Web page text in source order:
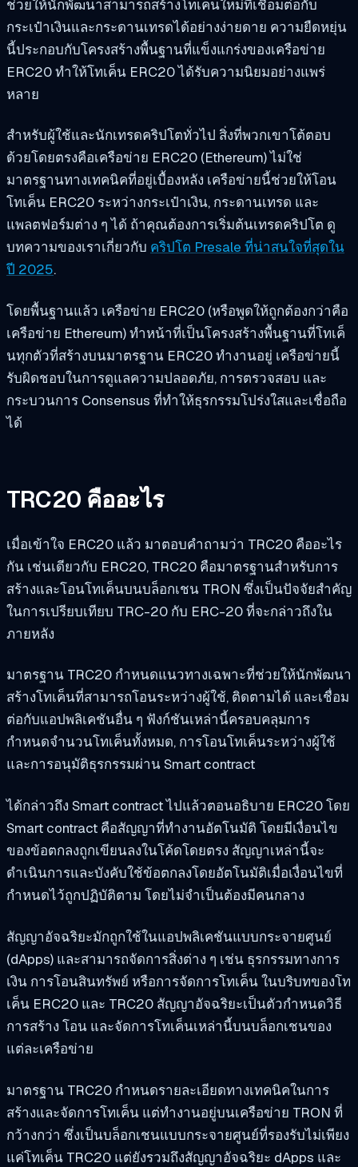
ช่วยให้นักพัฒนาสามารถสร้างโทเค็นใหม่ที่เชื่อมต่อกับ
กระเป๋าเงินและกระดานเทรดได้อย่างง่ายดาย ความยืดหยุ่น
นี้ประกอบกับโครงสร้างพื้นฐานที่แข็งแกร่งของเครือข่าย
ERC20 ทำให้โทเค็น ERC20 ได้รับความนิยมอย่างแพร่
หลาย
สำหรับผู้ใช้และนักเทรดคริปโตทั่วไป สิ่งที่พวกเขาโต้ตอบ
ด้วยโดยตรงคือเครือข่าย ERC20 (Ethereum) ไม่ใช่
มาตรฐานทางเทคนิคที่อยู่เบื้องหลัง เครือข่ายนี้ช่วยให้โอน
โทเค็น ERC20 ระหว่างกระเป๋าเงิน, กระดานเทรด และ
แพลตฟอร์มต่าง ๆ ได้ ถ้าคุณต้องการเริ่มต้นเทรดคริปโต ดู
บทความของเราเกี่ยวกับ คริปโต Presale ที่น่าสนใจที่สุดใน
ปี 2025.
โดยพื้นฐานแล้ว เครือข่าย ERC20 (หรือพูดให้ถูกต้องกว่าคือ
เครือข่าย Ethereum) ทำหน้าที่เป็นโครงสร้างพื้นฐานที่โทเค็
นทุกตัวที่สร้างบนมาตรฐาน ERC20 ทำงานอยู่ เครือข่ายนี้
รับผิดชอบในการดูแลความปลอดภัย, การตรวจสอบ และ
กระบวนการ Consensus ที่ทำให้ธุรกรรมโปร่งใสและเชื่อถือ
ได้
TRC20 คืออะไร
เมื่อเข้าใจ ERC20 แล้ว มาตอบคำถามว่า TRC20 คืออะไร
กัน เช่นเดียวกับ ERC20, TRC20 คือมาตรฐานสำหรับการ
สร้างและโอนโทเค็นบนบล็อกเชน TRON ซึ่งเป็นปัจจัยสำคัญ
ในการเปรียบเทียบ TRC-20 กับ ERC-20 ที่จะกล่าวถึงใน
ภายหลัง
มาตรฐาน TRC20 กำหนดแนวทางเฉพาะที่ช่วยให้นักพัฒนา
สร้างโทเค็นที่สามารถโอนระหว่างผู้ใช้, ติดตามได้ และเชื่อม
ต่อกับแอปพลิเคชันอื่น ๆ ฟังก์ชันเหล่านี้ครอบคลุมการ
กำหนดจำนวนโทเค็นทั้งหมด, การโอนโทเค็นระหว่างผู้ใช้
และการอนุมัติธุรกรรมผ่าน Smart contract
ได้กล่าวถึง Smart contract ไปแล้วตอนอธิบาย ERC20 โดย
Smart contract คือสัญญาที่ทำงานอัตโนมัติ โดยมีเงื่อนไข
ของข้อตกลงถูกเขียนลงในโค้ดโดยตรง สัญญาเหล่านี้จะ
ดำเนินการและบังคับใช้ข้อตกลงโดยอัตโนมัติเมื่อเงื่อนไขที่
กำหนดไว้ถูกปฏิบัติตาม โดยไม่จำเป็นต้องมีคนกลาง
สัญญาอัจฉริยะมักถูกใช้ในแอปพลิเคชันแบบกระจายศูนย์
(dApps) และสามารถจัดการสิ่งต่าง ๆ เช่น ธุรกรรมทางการ
เงิน การโอนสินทรัพย์ หรือการจัดการโทเค็น ในบริบทของโท
เค็น ERC20 และ TRC20 สัญญาอัจฉริยะเป็นตัวกำหนดวิธี
การสร้าง โอน และจัดการโทเค็นเหล่านี้บนบล็อกเชนของ
แต่ละเครือข่าย
มาตรฐาน TRC20 กำหนดรายละเอียดทางเทคนิคในการ
สร้างและจัดการโทเค็น แต่ทำงานอยู่บนเครือข่าย TRON ที่
กว้างกว่า ซึ่งเป็นบล็อกเชนแบบกระจายศูนย์ที่รองรับไม่เพียง
แค่โทเค็น TRC20 แต่ยังรวมถึงสัญญาอัจฉริยะ dApps และ